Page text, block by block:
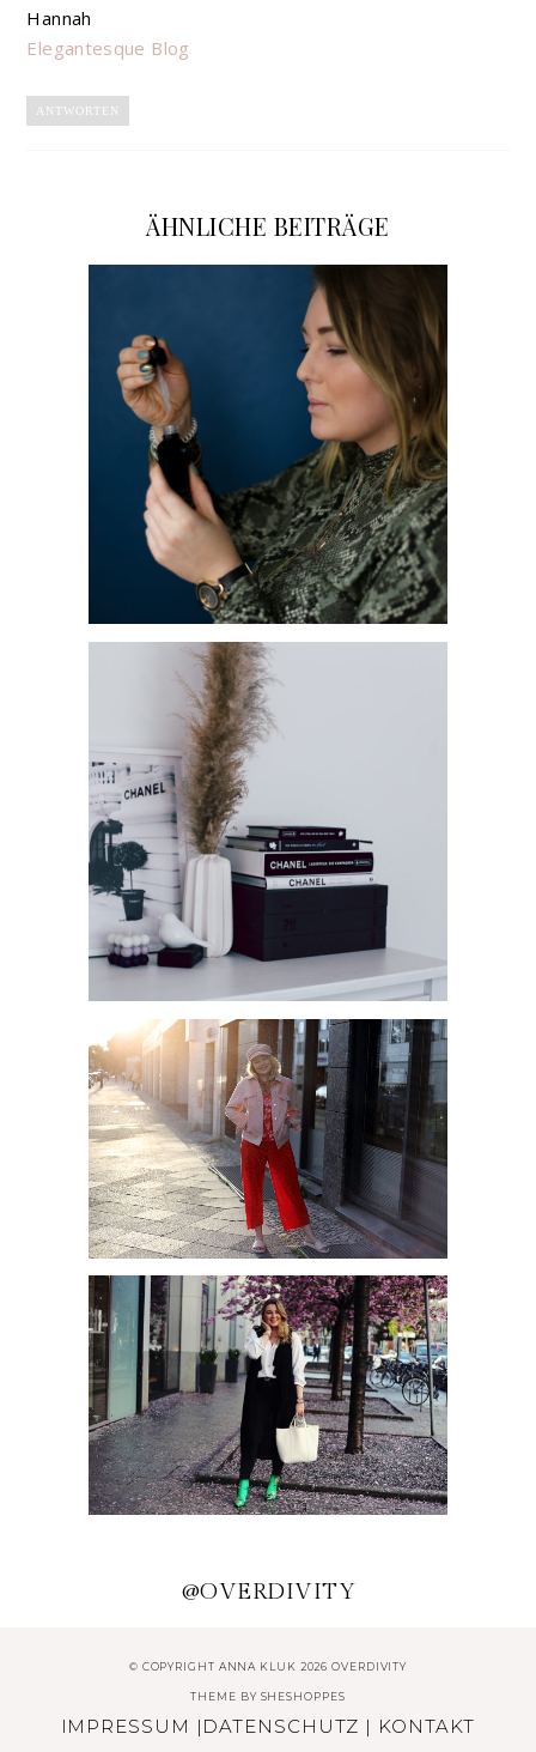
Hannah
Elegantesque Blog
ANTWORTEN
ÄHNLICHE BEITRÄGE
JETZT WIRD ES GRÜN: DER
CBD TREND
POSTER VON GALLERIX
SPÄTSOMMER LOOK MIT
CORDJACKE
ASIATISCHE PRINTS
@OVERDIVITY
© COPYRIGHT ANNA KLUK 2026 OVERDIVITY
THEME BY SHESHOPPES
IMPRESSUM | DATENSCHUTZ | KONTAKT